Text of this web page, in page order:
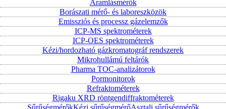
Áramlásmérők
Borászati mérő- és laboreszközök
Emissziós és processz gázelemzők
ICP-MS spektrométerek
ICP-OES spektrométerek
Kézi/hordozható gázkromatográf rendszerek
Mikrohullámú feltárók
Pharma TOC-analizátorok
Pormonitorok
Refraktométerek
Rigaku XRD röntgendiffraktométerek
SűrűségmérőkKézi sűrűségmérőAsztali sűrűségmérők